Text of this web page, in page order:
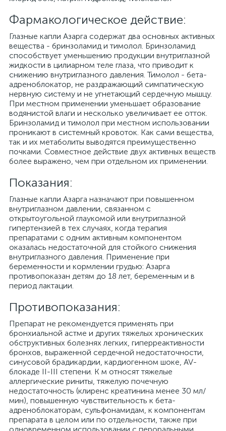
Фармакологическое действие:
Глазные капли Азарга содержат два основных активных
вещества - бринзоламид и тимолол. Бринзоламид
способствует уменьшению продукции внутриглазной
жидкости в цилиарном теле глаза, что приводит к
снижению внутриглазного давления. Тимолол - бета-
адреноблокатор, не раздражающий симпатическую
нервную систему и не угнетающий сердечную мышцу.
При местном применении уменьшает образование
водянистой влаги и несколько увеличивает ее отток.
Бринзоламид и тимолол при местном использовании
проникают в системный кровоток. Как сами вещества,
так и их метаболиты выводятся преимущественно
почками. Совместное действие двух активных веществ
более выражено, чем при отдельном их применении.
Показания:
Глазные капли Азарга назначают при повышенном
внутриглазном давлении, связанном с
открытоугольной глаукомой или внутриглазной
гипертензией в тех случаях, когда терапия
препаратами с одним активным компонентом
оказалась недостаточной для стойкого снижения
внутриглазного давления. Применение при
беременности и кормлении грудью: Азарга
противопоказан детям до 18 лет, беременным и в
период лактации.
Противопоказания:
Препарат не рекомендуется применять при
бронхиальной астме и других тяжелых хронических
обструктивных болезнях легких, гиперреактивности
бронхов, выраженной сердечной недостаточности,
синусовой брадикардии, кардиогенном шоке, AV-
блокаде II-III степени. К м относят тяжелые
аллергические риниты, тяжелую почечную
недостаточность (клиренс креатинина менее 30 мл/
мин), повышенную чувствительность к бета-
адреноблокаторам, сульфонамидам, к компонентам
препарата в целом или по отдельности, также при